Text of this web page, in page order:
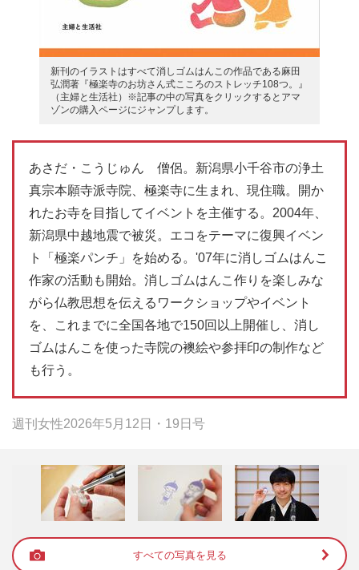
新刊のイラストはすべて消しゴムはんこの作品である麻田
弘潤著『極楽寺のお坊さん式こころのストレッチ108つ。』
（主婦と生活社）※記事の中の写真をクリックするとアマ
ゾンの購入ページにジャンプします。
あさだ・こうじゅん 僧侶。新潟県小千谷市の浄土
真宗本願寺派寺院、極楽寺に生まれ、現住職。開か
れたお寺を目指してイベントを主催する。2004年、
新潟県中越地震で被災。エコをテーマに復興イベン
ト「極楽パンチ」を始める。'07年に消しゴムはんこ
作家の活動も開始。消しゴムはんこ作りを楽しみな
がら仏教思想を伝えるワークショップやイベント
を、これまでに全国各地で150回以上開催し、消し
ゴムはんこを使った寺院の襖絵や参拝印の制作など
も行う。
週刊女性2026年5月12日・19日号
すべての写真を見る